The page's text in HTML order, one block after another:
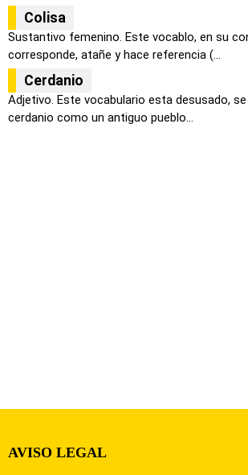
Colisa
Sustantivo femenino. Este vocablo, en su
corresponde, atañe y hace referencia (...
Cerdanio
Adjetivo. Este vocabulario esta desusado,
cerdanio como un antiguo pueblo...
AVISO LEGAL